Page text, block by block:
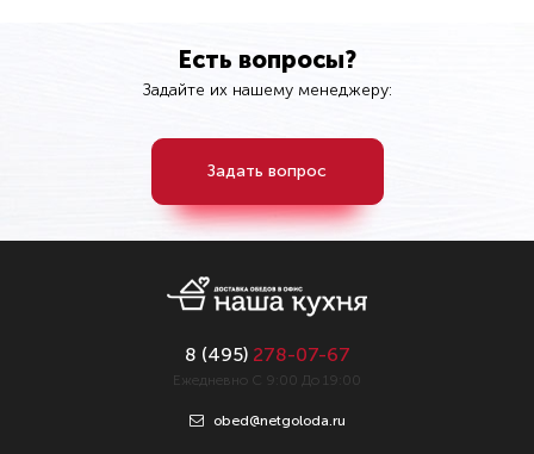
Есть вопросы?
Задайте их нашему менеджеру:
Задать вопрос
8 (495) 278-07-67
Ежедневно С 9:00 До 19:00
obed@netgoloda.ru